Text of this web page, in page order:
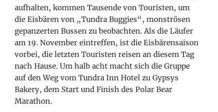
aufhalten, kommen Tausende von Touristen, um
die Eisbären von „Tundra Buggies“, monströsen
gepanzerten Bussen zu beobachten. Als die Läufer
am 19. November eintreffen, ist die Eisbärensaison
vorbei, die letzten Touristen reisen an diesem Tag
nach Hause. Um halb acht macht sich die Gruppe
auf den Weg vom Tundra Inn Hotel zu Gypsys
Bakery, dem Start und Finish des Polar Bear
Marathon.